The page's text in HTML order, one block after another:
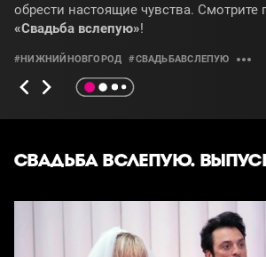
обрести настоящие чувства. Смотрите
«Свадьба вслепую»!
#НИЖНИЙНОВГОРОД #СВАДЬБАВСЛЕПУЮ
СВАДЬБА ВСЛЕПУЮ.